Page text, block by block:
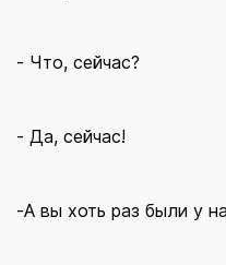
- Что, сейчас?
- Да, сейчас!
-А вы хоть раз были у